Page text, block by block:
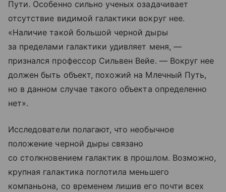
Пути. Особенно сильно ученых озадачивает
отсутствие видимой галактики вокруг нее.
«Наличие такой большой черной дыры
за пределами галактики удивляет меня, —
признался профессор Сильвен Вейе. — Вокруг нее
должен быть объект, похожий на Млечный Путь,
но в данном случае такого объекта определенно
нет».
Исследователи полагают, что необычное
положение черной дыры связано
со столкновением галактик в прошлом. Возможно,
крупная галактика поглотила меньшего
компаньона, со временем лишив его почти всех